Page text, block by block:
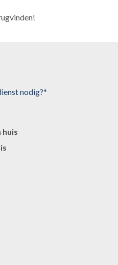
nodig?*
huis